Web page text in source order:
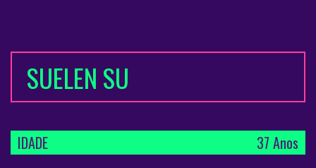
SUELEN SU
IDADE 37 Anos